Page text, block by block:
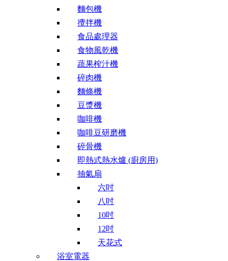
麵包機
攪拌機
食品處理器
食物風乾機
蔬果榨汁機
碎肉機
麵條機
豆漿機
咖啡機
咖啡豆研磨機
碎骨機
即熱式熱水爐 (廚房用)
抽氣扇
六吋
八吋
10吋
12吋
天花式
浴室電器